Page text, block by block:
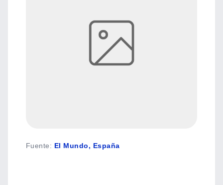
Fuente: El Mundo, España